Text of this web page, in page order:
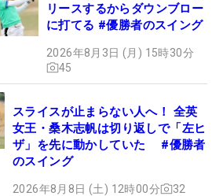
リースするからダウンブロー
に打てる #優勝者のスイング
2026年8月3日 (月) 15時30分
45
スライスが止まらない人へ！ 全英
女王・桑木志帆は切り返しで「左ヒ
ザ」を先に動かしていた #優勝者
のスイング
2026年8月8日 (土) 12時00分 32